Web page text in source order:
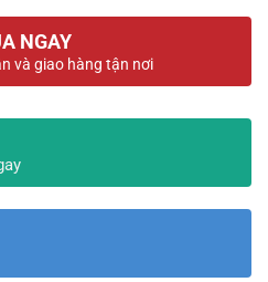
NGAY
và giao hàng tận nơi